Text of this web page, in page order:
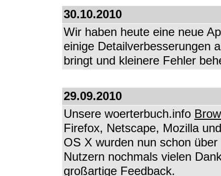
30.10.2010
Wir haben heute eine neue
einige Detailverbesserungen
bringt und kleinere Fehler
29.09.2010
Unsere woerterbuch.info
Firefox, Netscape, Mozilla
OS X wurden nun schon
Nutzern nochmals vielen
großartige Feedback.